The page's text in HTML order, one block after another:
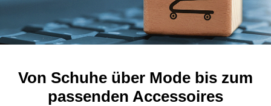
Von Schuhe über Mode bis zum
passenden Accessoires